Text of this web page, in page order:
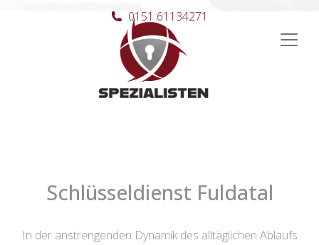
Hauptnavigation
0151 61134271
Schlüsseldienst Fuldatal
In der anstrengenden Dynamik des alltäglichen Ablaufs